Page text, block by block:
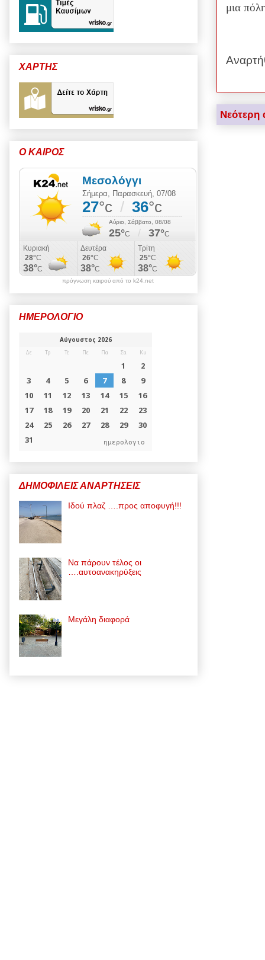
μια
Νεότερη
ΧΑΡΤΗΣ
Ο ΚΑΙΡΟΣ
πρόγνωση καιρού από το k24.net
ΗΜΕΡΟΛΟΓΙΟ
ημερολογιο
ΔΗΜΟΦΙΛΕΙΣ ΑΝΑΡΤΗΣΕΙΣ
Ιδού πλαζ ….προς αποφυγή!!!
Να πάρουν τέλος οι
….αυτοανακηρύξεις
Μεγάλη διαφορά